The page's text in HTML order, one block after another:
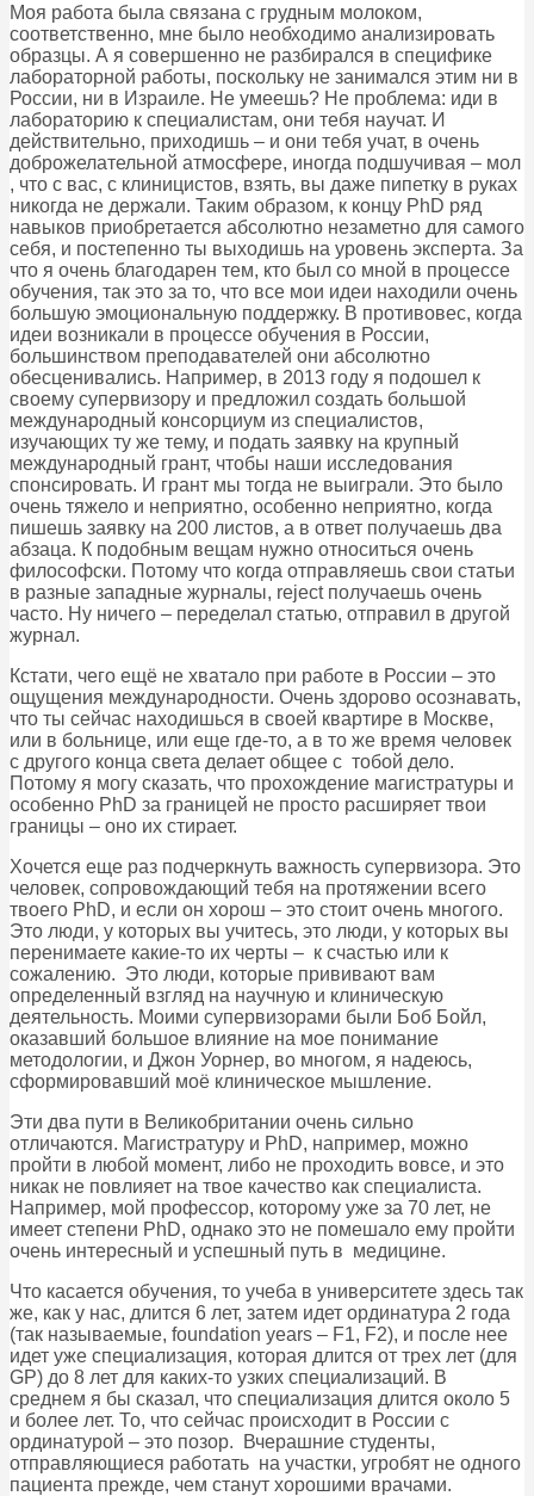
Моя работа была связана с грудным молоком,
соответственно, мне было необходимо анализировать
образцы. А я совершенно не разбирался в специфике
лабораторной работы, поскольку не занимался этим ни в
России, ни в Израиле. Не умеешь? Не проблема: иди в
лабораторию к специалистам, они тебя научат. И
действительно, приходишь – и они тебя учат, в очень
доброжелательной атмосфере, иногда подшучивая – мол
, что с вас, с клиницистов, взять, вы даже пипетку в руках
никогда не держали. Таким образом, к концу PhD ряд
навыков приобретается абсолютно незаметно для самого
себя, и постепенно ты выходишь на уровень эксперта. За
что я очень благодарен тем, кто был со мной в процессе
обучения, так это за то, что все мои идеи находили очень
большую эмоциональную поддержку. В противовес, когда
идеи возникали в процессе обучения в России,
большинством преподавателей они абсолютно
обесценивались. Например, в 2013 году я подошел к
своему супервизору и предложил создать большой
международный консорциум из специалистов,
изучающих ту же тему, и подать заявку на крупный
международный грант, чтобы наши исследования
спонсировать. И грант мы тогда не выиграли. Это было
очень тяжело и неприятно, особенно неприятно, когда
пишешь заявку на 200 листов, а в ответ получаешь два
абзаца. К подобным вещам нужно относиться очень
философски. Потому что когда отправляешь свои статьи
в разные западные журналы, reject получаешь очень
часто. Ну ничего – переделал статью, отправил в другой
журнал.
Кстати, чего ещё не хватало при работе в России – это
ощущения международности. Очень здорово осознавать,
что ты сейчас находишься в своей квартире в Москве,
или в больнице, или еще где-то, а в то же время человек
с другого конца света делает общее с тобой дело.
Потому я могу сказать, что прохождение магистратуры и
особенно PhD за границей не просто расширяет твои
границы – оно их стирает.
Хочется еще раз подчеркнуть важность супервизора. Это
человек, сопровождающий тебя на протяжении всего
твоего PhD, и если он хорош – это стоит очень многого.
Это люди, у которых вы учитесь, это люди, у которых вы
перенимаете какие-то их черты – к счастью или к
сожалению. Это люди, которые прививают вам
определенный взгляд на научную и клиническую
деятельность. Моими супервизорами были Боб Бойл,
оказавший большое влияние на мое понимание
методологии, и Джон Уорнер, во многом, я надеюсь,
сформировавший моё клиническое мышление.
Эти два пути в Великобритании очень сильно
отличаются. Магистратуру и PhD, например, можно
пройти в любой момент, либо не проходить вовсе, и это
никак не повлияет на твое качество как специалиста.
Например, мой профессор, которому уже за 70 лет, не
имеет степени PhD, однако это не помешало ему пройти
очень интересный и успешный путь в медицине.
Что касается обучения, то учеба в университете здесь так
же, как у нас, длится 6 лет, затем идет ординатура 2 года
(так называемые, foundation years – F1, F2), и после нее
идет уже специализация, которая длится от трех лет (для
GP) до 8 лет для каких-то узких специализаций. В
среднем я бы сказал, что специализация длится около 5
и более лет. То, что сейчас происходит в России с
ординатурой – это позор. Вчерашние студенты,
отправляющиеся работать на участки, угробят не одного
пациента прежде, чем станут хорошими врачами.